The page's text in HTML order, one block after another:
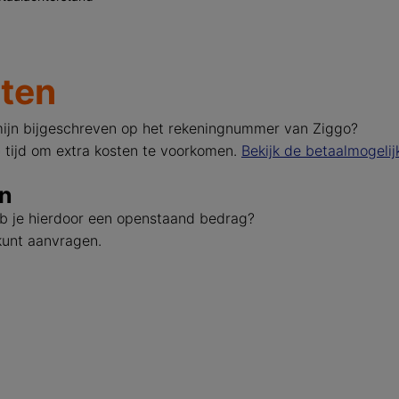
bijgeschreven op het rekeningnummer van Ziggo?
om extra kosten te voorkomen. Bekijk de
je hierdoor een openstaand bedrag?
aanvragen.